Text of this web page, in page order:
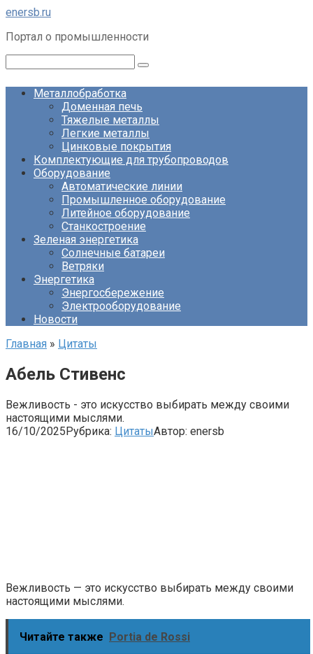
Перейти
контенту
enersb.ru
Портал о промышленности
Металлобработка
Доменная печь
Тяжелые металлы
Легкие металлы
Цинковые покрытия
Комплектующие для трубопроводов
Оборудование
Автоматические линии
Промышленное оборудование
Литейное оборудование
Станкостроение
Зеленая энергетика
Солнечные батареи
Ветряки
Энергетика
Энергосбережение
Электрооборудование
Новости
Главная » Цитаты
Абель Стивенс
Вежливость - это искусство выбирать между своими
настоящими мыслями.
16/10/2025Рубрика: ЦитатыАвтор: enersb
Вежливость — это искусство выбирать между своими
настоящими мыслями.
Читайте также Portia de Rossi